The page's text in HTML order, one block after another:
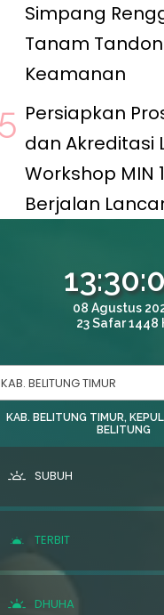
Simpang
Tanam
Keamanan
Persiapkan
dan Akreditasi
Workshop MIN
Berjalan
08 Agustus
23 Safar 1448
KAB. BELITUNG TIMUR
KAB. BELITUNG TIMUR,
BELITUNG
SUBUH
TERBIT
DHUHA